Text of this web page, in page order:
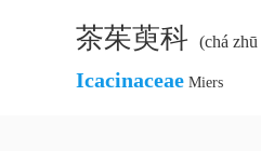
茶茱萸科 (chá
Icacinaceae Miers